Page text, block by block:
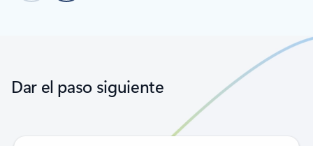
Dar el paso siguiente